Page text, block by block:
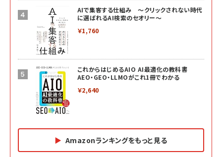
AIで集客する仕組み ～クリックされない時代
に選ばれるAI検索のセオリー～
￥1,760
これからはじめるAIO AI最適化の教科書
AEO・GEO・LLMOがこれ1冊でわかる
￥2,640
Amazonランキングをもっと見る